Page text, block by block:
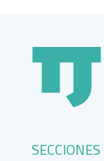
SECCIONES